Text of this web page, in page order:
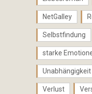
NetGalley
Selbstfindung
starke
Unabhängigkeit
Verlust